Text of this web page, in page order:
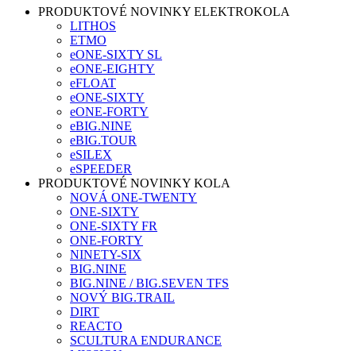
PRODUKTOVÉ NOVINKY ELEKTROKOLA
LITHOS
ETMO
eONE-SIXTY SL
eONE-EIGHTY
eFLOAT
eONE-SIXTY
eONE-FORTY
eBIG.NINE
eBIG.TOUR
eSILEX
eSPEEDER
PRODUKTOVÉ NOVINKY KOLA
NOVÁ ONE-TWENTY
ONE-SIXTY
ONE-SIXTY FR
ONE-FORTY
NINETY-SIX
BIG.NINE
BIG.NINE / BIG.SEVEN TFS
NOVÝ BIG.TRAIL
DIRT
REACTO
SCULTURA ENDURANCE